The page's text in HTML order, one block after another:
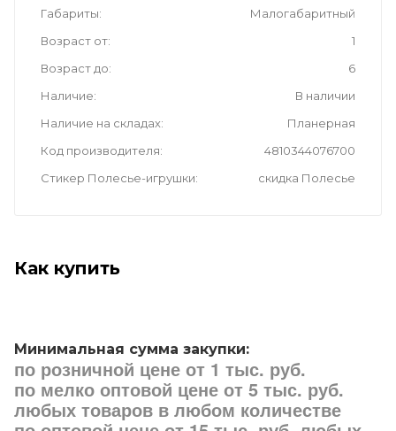
Габариты
Малогабаритный
Возраст от
1
Возраст до
6
Наличие
В наличии
Наличие на складах
Планерная
Код производителя
4810344076700
Стикер Полесье-игрушки
скидка Полесье
Как купить
Минимальная сумма закупки:
по розничной цене от 1 тыс. руб.
по мелко оптовой цене от 5 тыс. руб.
любых товаров в любом количестве